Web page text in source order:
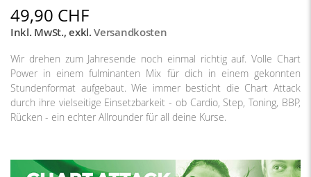
49,90 CHF
Inkl. MwSt.,exkl.Versandkosten
Wir drehen zum Jahresende noch einmal richtig auf. Volle Chart
Power in einem fulminanten Mix für dich in einem gekonnten
Stundenformat aufgebaut. Wie immer besticht die Chart Attack
durch ihre vielseitige Einsetzbarkeit - ob Cardio, Step, Toning, BBP,
Rücken - ein echter Allrounder für all deine Kurse.